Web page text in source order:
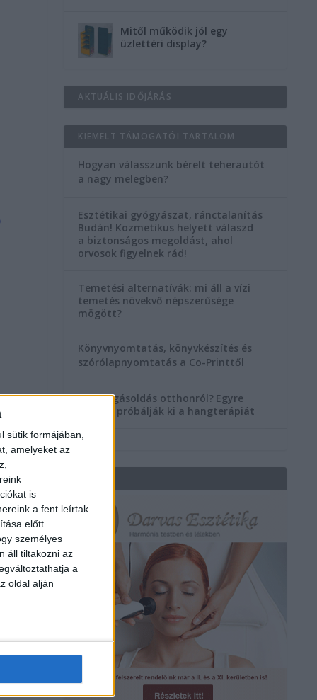
sütik formájában,
amelyeket az
is
a fent leírtak
előtt
személyes
áll tiltakozni az
a
oldal alján
Mitől működik jól egy
üzlettéri display?
AKTUÁLIS IDŐJÁRÁS
KIEMELT TÁMOGATÓI TARTALOM
Hogyan válasszunk bérelt teherautót
a nagy melegben?
Esztétikai gyógyászat, ránctalanítás
Budán! Kozmetikus helyett válaszd
a biztonságos megoldást, ahol
orvosok figyelnek rád!
Temetési alternatívák: mi áll a vízi
temetés növekvő népszerűsége
mögött?
Könyvnyomtatás, könyvkészítés és
szórólapnyomtatás a Co-Printtől
Szorongásoldás otthonról? Egyre
többen próbálják ki a hangterápiát